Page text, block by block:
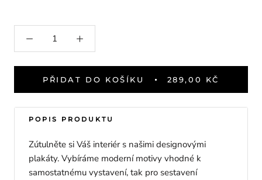
PŘIDAT DO KOŠÍKU 289,00 KČ
POPIS PRODUKTU
Zútulněte si Váš interiér s našimi designovými
plakáty. Vybíráme moderní motivy vhodné k
samostatnému vystavení, tak pro sestavení